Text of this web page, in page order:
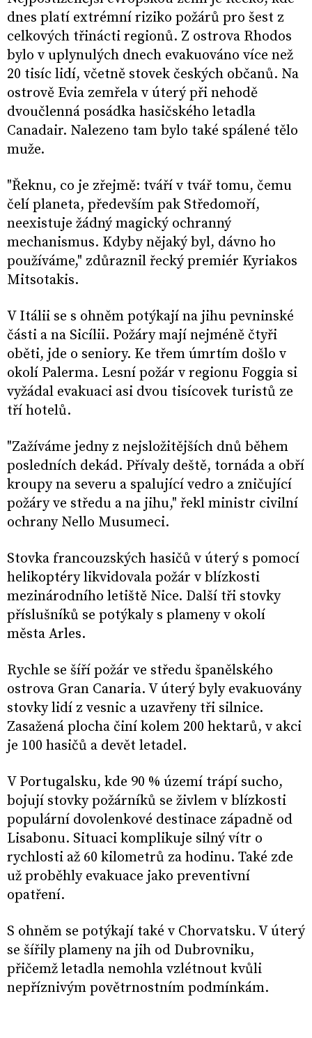
dnes platí extrémní riziko požárů pro šest z
celkových třinácti regionů. Z ostrova Rhodos
bylo v uplynulých dnech evakuováno více než
20 tisíc lidí, včetně stovek českých občanů. Na
ostrově Evia zemřela v úterý při nehodě
dvoučlenná posádka hasičského letadla
Canadair. Nalezeno tam bylo také spálené tělo
muže.
"Řeknu, co je zřejmě: tváří v tvář tomu, čemu
čelí planeta, především pak Středomoří,
neexistuje žádný magický ochranný
mechanismus. Kdyby nějaký byl, dávno ho
používáme," zdůraznil řecký premiér Kyriakos
Mitsotakis.
V Itálii se s ohněm potýkají na jihu pevninské
části a na Sicílii. Požáry mají nejméně čtyři
oběti, jde o seniory. Ke třem úmrtím došlo v
okolí Palerma. Lesní požár v regionu Foggia si
vyžádal evakuaci asi dvou tisícovek turistů ze
tří hotelů.
"Zažíváme jedny z nejsložitějších dnů během
posledních dekád. Přívaly deště, tornáda a obří
kroupy na severu a spalující vedro a zničující
požáry ve středu a na jihu," řekl ministr civilní
ochrany Nello Musumeci.
Stovka francouzských hasičů v úterý s pomocí
helikoptéry likvidovala požár v blízkosti
mezinárodního letiště Nice. Další tři stovky
příslušníků se potýkaly s plameny v okolí
města Arles.
Rychle se šíří požár ve středu španělského
ostrova Gran Canaria. V úterý byly evakuovány
stovky lidí z vesnic a uzavřeny tři silnice.
Zasažená plocha činí kolem 200 hektarů, v akci
je 100 hasičů a devět letadel.
V Portugalsku, kde 90 % území trápí sucho,
bojují stovky požárníků se živlem v blízkosti
populární dovolenkové destinace západně od
Lisabonu. Situaci komplikuje silný vítr o
rychlosti až 60 kilometrů za hodinu. Také zde
už proběhly evakuace jako preventivní
opatření.
S ohněm se potýkají také v Chorvatsku. V úterý
se šířily plameny na jih od Dubrovniku,
přičemž letadla nemohla vzlétnout kvůli
nepříznivým povětrnostním podmínkám.